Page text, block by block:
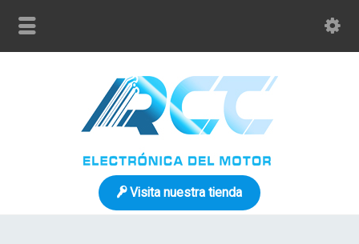
Visita nuestra tienda